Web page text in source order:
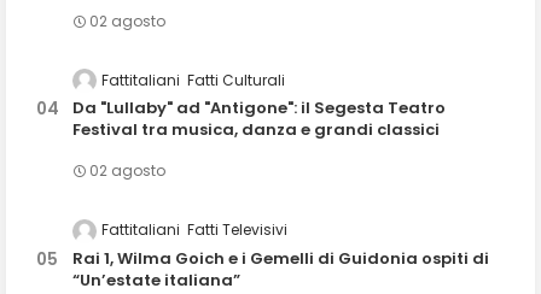
02 agosto
Fattitaliani Fatti Culturali
Da "Lullaby" ad "Antigone": il Segesta Teatro
Festival tra musica, danza e grandi classici
02 agosto
Fattitaliani Fatti Televisivi
Rai 1, Wilma Goich e i Gemelli di Guidonia ospiti di
“Un’estate italiana”